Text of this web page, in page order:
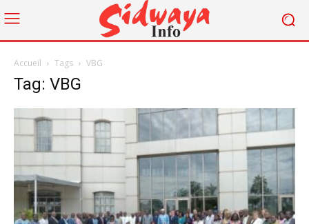
Accueil Tags VBG
Tag: VBG